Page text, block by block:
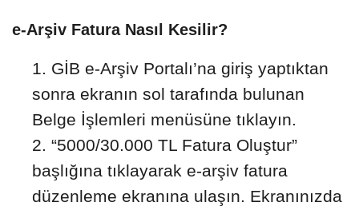
e-Arşiv Fatura Nasıl Kesilir?
GİB e-Arşiv Portalı’na giriş yaptıktan
sonra ekranın sol tarafında bulunan
Belge İşlemleri menüsüne tıklayın.
“5000/30.000 TL Fatura Oluştur”
başlığına tıklayarak e-arşiv fatura
düzenleme ekranına ulaşın. Ekranınızda